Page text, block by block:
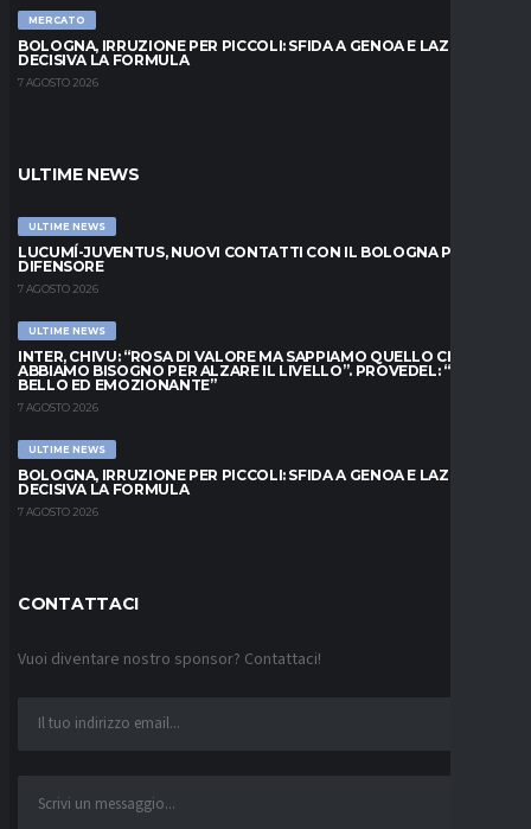
MERCATO
BOLOGNA, IRRUZIONE PER PICCOLI: SFIDA A GENOA E LAZIO,
DECISIVA LA FORMULA
7 AGOSTO 2026
ULTIME NEWS
ULTIME NEWS
LUCUMÍ-JUVENTUS, NUOVI CONTATTI CON IL BOLOGNA PER IL
DIFENSORE
7 AGOSTO 2026
ULTIME NEWS
INTER, CHIVU: “ROSA DI VALORE MA SAPPIAMO QUELLO CHE
ABBIAMO BISOGNO PER ALZARE IL LIVELLO”. PROVEDEL: “MESE
BELLO ED EMOZIONANTE”
7 AGOSTO 2026
ULTIME NEWS
BOLOGNA, IRRUZIONE PER PICCOLI: SFIDA A GENOA E LAZIO,
DECISIVA LA FORMULA
7 AGOSTO 2026
CONTATTACI
Vuoi diventare nostro sponsor? Contattaci!